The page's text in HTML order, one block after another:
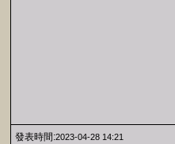
發表時間:2023-04-28 14:21